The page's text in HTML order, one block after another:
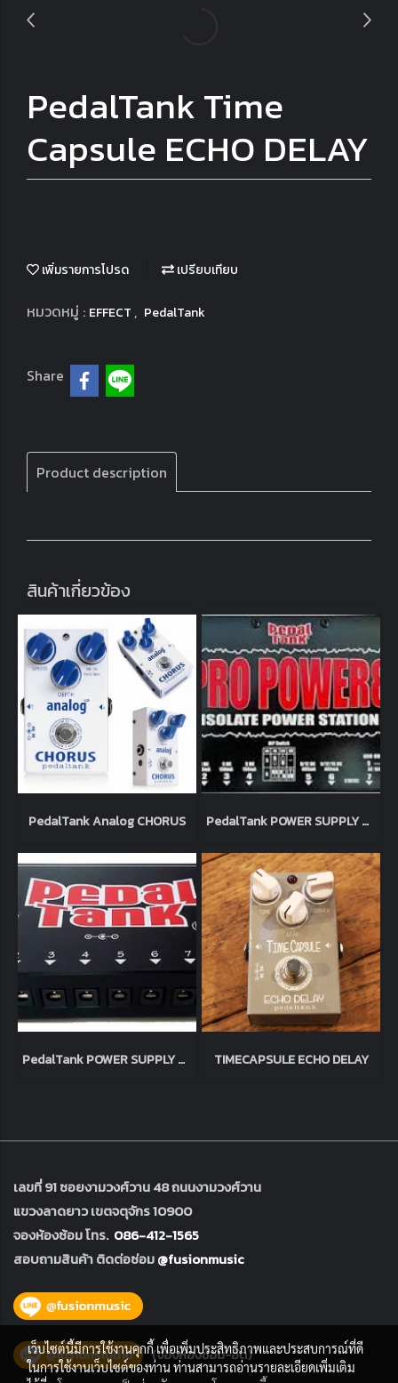
PedalTank Time
Capsule ECHO DELAY
เพิ่มรายการโปรด เปรียบเทียบ
หมวดหมู่ : EFFECT , PedalTank
Share
Product description
สินค้าเกี่ยวข้อง
PedalTank Analog CHORUS PedalTank POWER SUPPLY PRO POWER 8+
PedalTank POWER SUPPLY Multi DC TIMECAPSULE ECHO DELAY
เลขที่ 91 ซอยงามวงศ์วาน 48 ถนนงามวงศ์วาน
แขวงลาดยาว เขตจตุจักร 10900
จองห้องซ้อม โทร. 086-412-1565
สอบถามสินค้า ติดต่อซ่อม@fusionmusic
เว็บไซต์นี้มีการใช้งานคุกกี้ เพื่อเพิ่มประสิทธิภาพและประสบการณ์ที่ดี
ในการใช้งานเว็บไซต์ของท่าน ท่านสามารถอ่านรายละเอียดเพิ่มเติม